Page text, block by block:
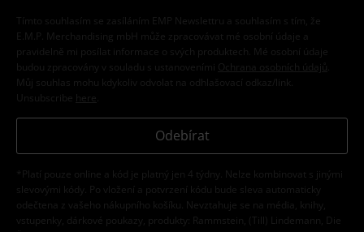
Tímto souhlasím se zasíláním EMP Newslettru a souhlasím s tím, že
E.M.P. Merchandising mbH může zpracovávat mé osobní údaje a
pravidelně mi posílat informace o svých produktech. Mé osobní údaje
budou zpracovány v souladu s ustanoveními
Ochrana osobních údajů
Můj souhlas mohu kdykoliv odvolat na odhlašovací odkaz/link.
Unsubscribe here
Odebírat
*Platí pouze online a kód je platný jen 4 týdny. Nelze kombinovat s jinými
slevovými kódy. Po vložení a potvrzení kódu bude sleva automaticky
odečtena z vašeho nákupního košíku. Nevztahuje se na média, knihy,
vstupenky, dárkové poukazy, produkty: Rammstein, (Till) Lindemann, Die